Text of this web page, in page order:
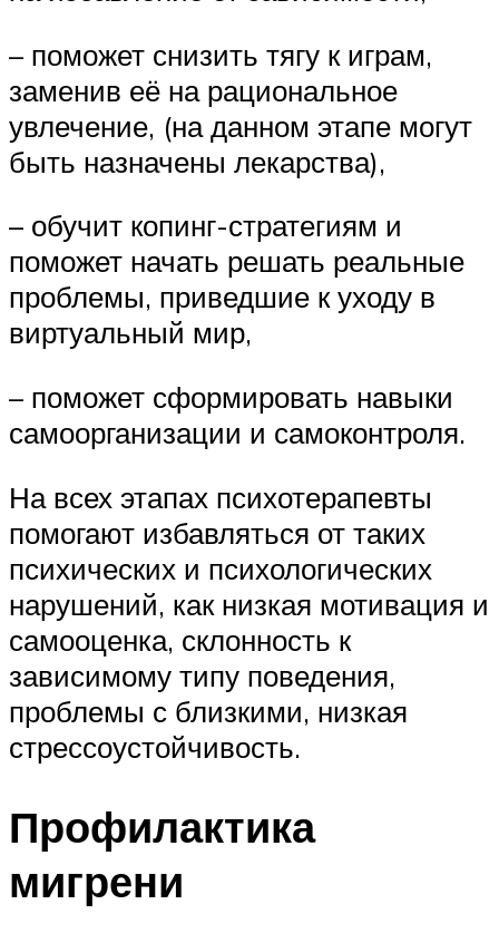
– поможет снизить тягу к играм,
заменив её на рациональное
увлечение, (на данном этапе могут
быть назначены лекарства),
– обучит копинг-стратегиям и
поможет начать решать реальные
проблемы, приведшие к уходу в
виртуальный мир,
– поможет сформировать навыки
самоорганизации и самоконтроля.
На всех этапах психотерапевты
помогают избавляться от таких
психических и психологических
нарушений, как низкая мотивация и
самооценка, склонность к
зависимому типу поведения,
проблемы с близкими, низкая
стрессоустойчивость.
Профилактика
мигрени